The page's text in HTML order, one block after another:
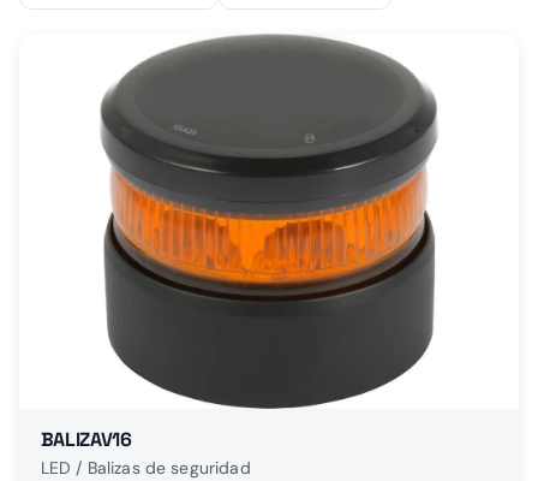
BALIZAV16
LED / Balizas de seguridad